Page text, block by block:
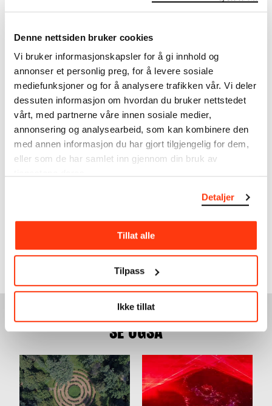
Denne nettsiden bruker cookies
Vi bruker informasjonskapsler for å gi innhold og
annonser et personlig preg, for å levere sosiale
mediefunksjoner og for å analysere trafikken vår. Vi deler
dessuten informasjon om hvordan du bruker nettstedet
vårt, med partnerne våre innen sosiale medier,
annonsering og analysearbeid, som kan kombinere den
med annen informasjon du har gjort tilgjengelig for dem,
eller som de har samlet inn gjennom din bruk av
Detaljer
Tillat alle
Tilpass
Ikke tillat
KONSERT & SAMTALE
17.08.2022,21:30–23:30
TRONDHEIM
JAZZORKESTER
18.08.2022
Festsal
DIAMOND CURTAIN WALL
Festsal
OSLO JAZZFESTIVAL: ANJA
LECHNER & FRANÇOIS
COUTURIER - LONTANO
20.08.2022
SE OGSÅ